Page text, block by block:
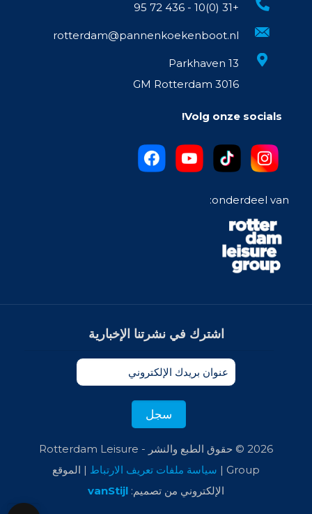
+31 (0)10 - 436 72 95
rotterdam@pannenkoekenboot.nl
Parkhaven 13
3016 GM Rotterdam
Volg onze socials!
onderdeel van:
اشترك في نشرتنا الإخبارية
2026 © حقوق الطبع والنشر - Rotterdam Leisure
Group |
سياسة ملفات تعريف الارتباط | الموقع
الإلكتروني من تصميم: vanStijl